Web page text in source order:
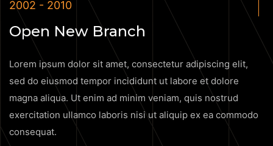
2002 - 2010
Open New Branch
Lorem ipsum dolor sit amet, consectetur adipiscing elit,
sed do eiusmod tempor incididunt ut labore et dolore
magna aliqua. Ut enim ad minim veniam, quis nostrud
exercitation ullamco laboris nisi ut aliquip ex ea commodo
consequat.